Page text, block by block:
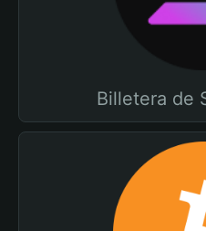
Billetera de